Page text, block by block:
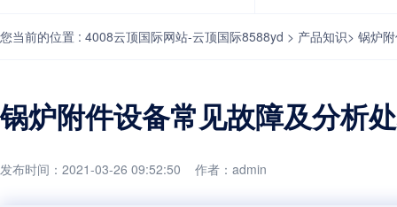
您当前的位置 : 4008云顶国际网站-云顶国际8588yd > 产品知识> 锅炉
锅炉附件设备常见故障及分析
发布时间：2021-03-26 09:52:50 作者：admin